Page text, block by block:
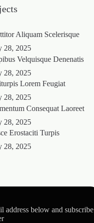
Aliquam Scelerisque
28, 2025
Velquisque Denenatis
28, 2025
Lorem Feugiat
28, 2025
Consequat Laoreet
28, 2025
Erostaciti Turpis
28, 2025
address below and subscribe